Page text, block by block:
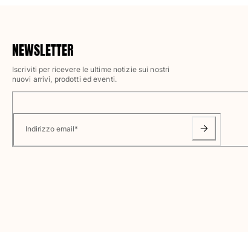
Pantalocini mare
Classico stretch
Classico ultraleggero
Costumi da bagno Ricamati
NEWSLETTER
Iscriviti per ricevere le ultime notizie sui nostri
nuovi arrivi, prodotti ed eventi.
Indirizzo email*